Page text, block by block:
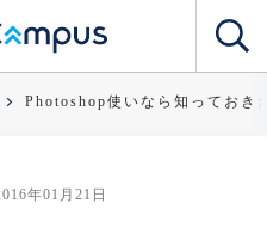
Photoshop使いなら知っておき
年01月21日